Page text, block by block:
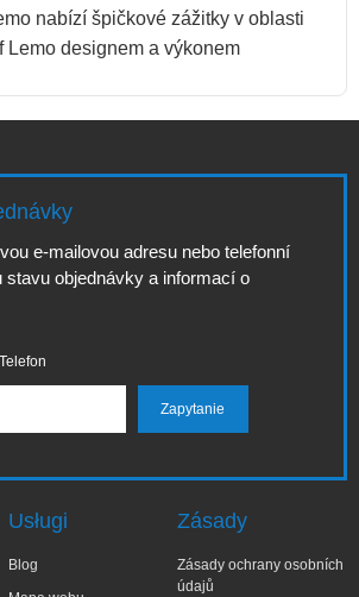
nabízí špičkové zážitky v oblasti
Lemo designem a výkonem
e-mailovou adresu nebo telefonní
stavu objednávky a informací o
Usługi
Blog
Zásady
Zásady ochrany osobních
údajů